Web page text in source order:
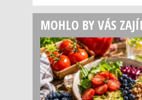
MOHLO BY VÁS